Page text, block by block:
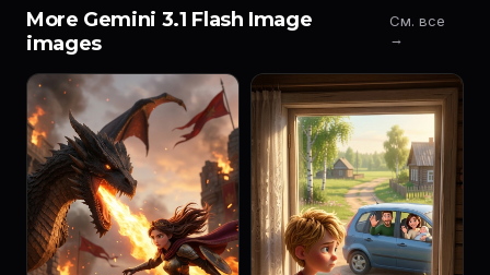
More Gemini 3.1 Flash Image
images
См. все
→